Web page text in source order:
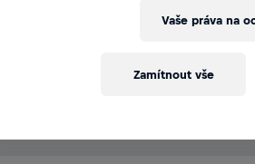
si ho vytváříš sám, prozkoumej
pořadí a oslavujte společně.
Vaše práva na
Zamítnout vše